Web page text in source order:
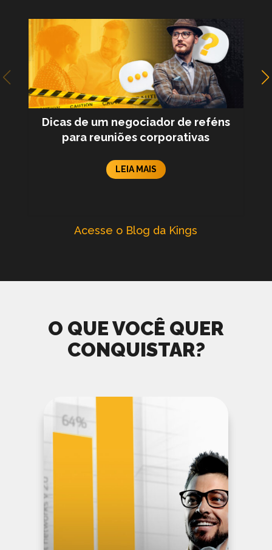
Dicas de um negociador de reféns
para reuniões corporativas
LEIA MAIS
Acesse o Blog da Kings
O QUE VOCÊ QUER
CONQUISTAR?